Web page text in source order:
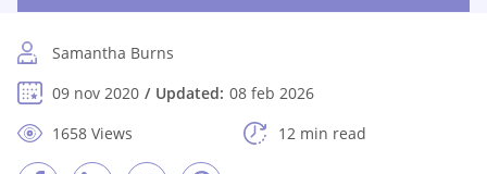
Samantha Burns
09 nov 2020
Updated: 08 feb 2026
1658 Views
12 min read